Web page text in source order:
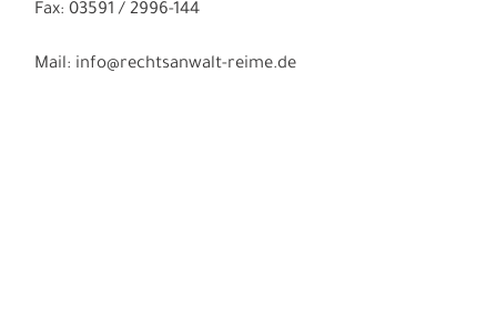
Fax: 03591 / 2996-144
Mail: info@rechtsanwalt-reime.de